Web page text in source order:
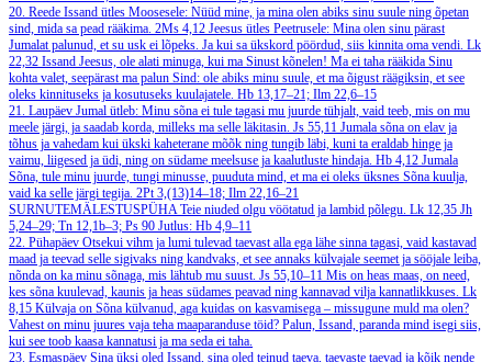
20. Reede Issand ütles Moosesele: Nüüd mine, ja mina olen abiks sinu suule ning õpetan
sind, mida sa pead rääkima. 2Ms 4,12 Jeesus ütles Peetrusele: Mina olen sinu pärast
Jumalat palunud, et su usk ei lõpeks. Ja kui sa ükskord pöördud, siis kinnita oma vendi. Lk
22,32 Issand Jeesus, ole alati minuga, kui ma Sinust kõnelen! Ma ei taha rääkida Sinu
kohta valet, seepärast ma palun Sind: ole abiks minu suule, et ma õigust räägiksin, et see
oleks kinnituseks ja kosutuseks kuulajatele. Hb 13,17–21; Ilm 22,6–15
21. Laupäev Jumal ütleb: Minu sõna ei tule tagasi mu juurde tühjalt, vaid teeb, mis on mu
meele järgi, ja saadab korda, milleks ma selle läkitasin. Js 55,11 Jumala sõna on elav ja
tõhus ja vahedam kui ükski kaheterane mõõk ning tungib läbi, kuni ta eraldab hinge ja
vaimu, liigesed ja üdi, ning on südame meelsuse ja kaalutluste hindaja. Hb 4,12 Jumala
Sõna, tule minu juurde, tungi minusse, puuduta mind, et ma ei oleks üksnes Sõna kuulja,
vaid ka selle järgi tegija. 2Pt 3,(13)14–18; Ilm 22,16–21
SURNUTEMÄLESTUSPÜHATeie niuded olgu vöötatud ja lambid põlegu. Lk 12,35 Jh
5,24–29; Tn 12,1b–3; Ps 90 Jutlus: Hb 4,9–11
22. Pühapäev Otsekui vihm ja lumi tulevad taevast alla ega lähe sinna tagasi, vaid kastavad
maad ja teevad selle sigivaks ning kandvaks, et see annaks külvajale seemet ja sööjale leiba,
nõnda on ka minu sõnaga, mis lähtub mu suust. Js 55,10–11 Mis on heas maas, on need,
kes sõna kuulevad, kaunis ja heas südames peavad ning kannavad vilja kannatlikkuses. Lk
8,15 Külvaja on Sõna külvanud, aga kuidas on kasvamisega – missugune muld ma olen?
Vahest on minu juures vaja teha maaparanduse töid? Palun, Issand, paranda mind isegi siis,
kui see toob kaasa kannatusi ja ma seda ei taha.
23. Esmaspäev Sina üksi oled Issand, sina oled teinud taeva, taevaste taevad ja kõik nende